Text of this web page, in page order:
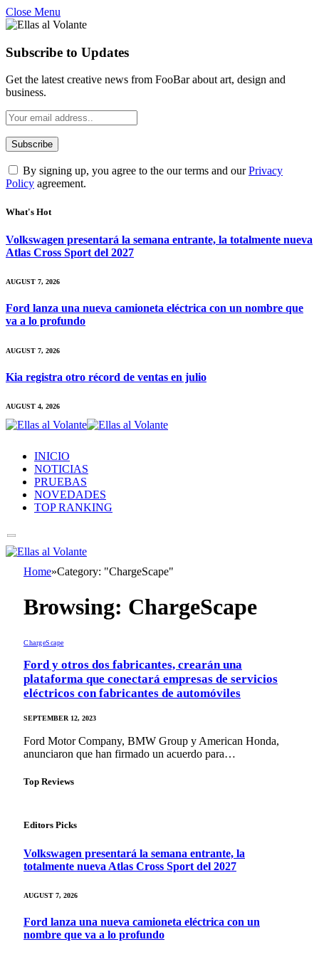
Close Menu
Subscribe to Updates
Get the latest creative news from FooBar about art, design and
business.
By signing up, you agree to the our terms and ourPrivacy
Policy agreement.
What's Hot
Volkswagen presentará la semana entrante, la totalmente nueva
Atlas Cross Sport del 2027
AUGUST 7, 2026
Ford lanza una nueva camioneta eléctrica con un nombre que
va a lo profundo
AUGUST 7, 2026
Kia registra otro récord de ventas en julio
AUGUST 4, 2026
INICIO
NOTICIAS
PRUEBAS
NOVEDADES
TOP RANKING
Home»Category: "ChargeScape"
Browsing: ChargeScape
ChargeScape
Ford y otros dos fabricantes, crearán una
plataforma que conectará empresas de servicios
eléctricos con fabricantes de automóviles
SEPTEMBER 12, 2023
Ford Motor Company, BMW Group y American Honda,
anunciaron que han firmado un acuerdo para…
Top Reviews
Editors Picks
Volkswagen presentará la semana entrante, la
totalmente nueva Atlas Cross Sport del 2027
AUGUST 7, 2026
Ford lanza una nueva camioneta eléctrica con un
nombre que va a lo profundo